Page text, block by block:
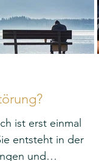
ist erst einmal
entsteht in der
und